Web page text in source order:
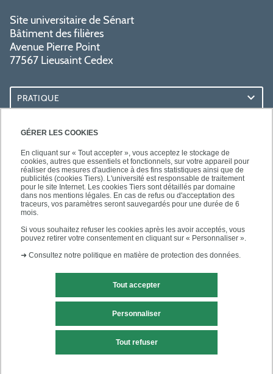
GÉRER LES COOKIES
En cliquant sur « Tout accepter », vous acceptez le stockage de
cookies, autres que essentiels et fonctionnels, sur votre appareil pour
réaliser des mesures d'audience à des fins statistiques ainsi que de
publicités (cookies Tiers). L'université est responsable de traitement
pour le site Internet. Les cookies Tiers sont détaillés par domaine
dans nos mentions légales. En cas de refus ou d'acceptation des
traceurs, vos paramètres seront sauvegardés pour une durée de 6
mois.
Si vous souhaitez refuser les cookies après les avoir acceptés, vous
pouvez retirer votre consentement en cliquant sur « Personnaliser ».
➜ Consultez notre politique en matière de protection des données.
Tout accepter
Tout refuser
Personnaliser
Site universitaire de Sénart
Bâtiment des filières
Avenue Pierre Point
77567 Lieusaint Cedex
PRATIQUE
ACCÈS RAPIDES
SUIVEZ-NOUS
Contact
Plans d'accès Plan du site